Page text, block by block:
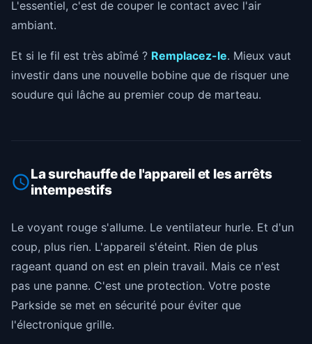
L'essentiel, c'est de couper le contact avec l'air
ambiant.
Et si le fil est très abîmé ? Remplacez-le. Mieux vaut
investir dans une nouvelle bobine que de risquer une
soudure qui lâche au premier coup de marteau.
La surchauffe de l'appareil et les arrêts
intempestifs
Le voyant rouge s'allume. Le ventilateur hurle. Et d'un
coup, plus rien. L'appareil s'éteint. Rien de plus
rageant quand on est en plein travail. Mais ce n'est
pas une panne. C'est une protection. Votre poste
Parkside se met en sécurité pour éviter que
l'électronique grille.